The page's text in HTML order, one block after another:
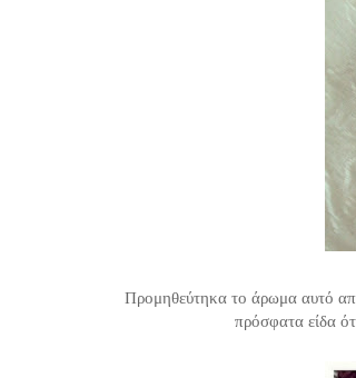
Προμηθεύτηκα το άρωμα αυτό
πρόσφατα είδα